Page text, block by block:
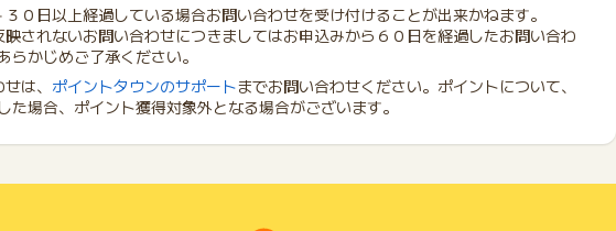
０日以上経過している場合お問い合わせを受け付けることが出来かねます。
されないお問い合わせにつきましてはお申込みから６０日を経過したお問い合わ
かじめご了承ください。
は、 ポイントタウンのサポートまでお問い合わせください。ポイントについて、
た場合、ポイント獲得対象外となる場合がございます。